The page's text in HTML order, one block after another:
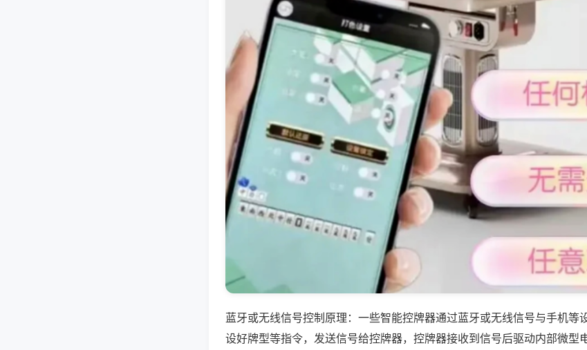
蓝牙或无线信号控制原理：一些智能控牌器通过蓝牙或无线信号与手机等
设好牌型等指令，发送信号给控牌器，控牌器接收到信号后驱动内部微型